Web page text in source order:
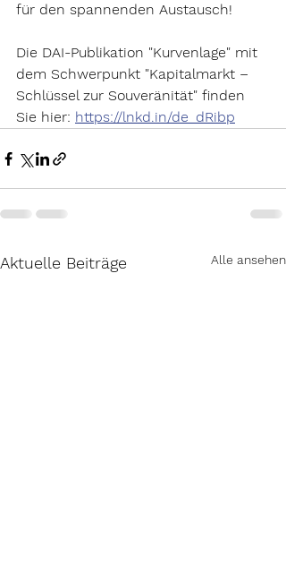
für den spannenden Austausch!
Die DAI-Publikation "Kurvenlage" mit
dem Schwerpunkt "Kapitalmarkt –
Schlüssel zur Souveränität" finden
Sie hier: https://lnkd.in/de_dRibp
Aktuelle Beiträge Alle ansehen